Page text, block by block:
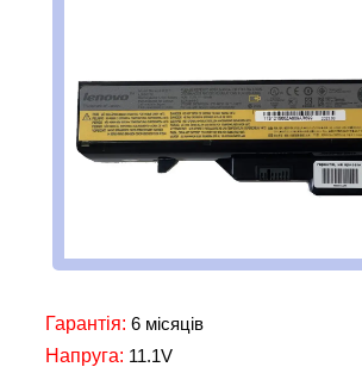
Гарантія: 6 місяців
Напруга: 11.1V